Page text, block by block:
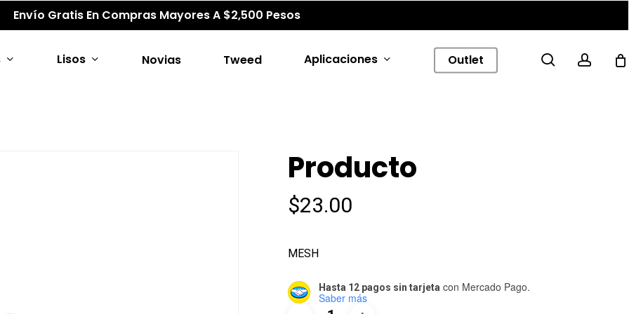
Envío Gratis En Compras Mayores A $2,500 Pesos
Lisos Novias Tweed Aplicaciones Outlet search
Producto
$23.00
MESH
Hasta 12 pagos sin tarjeta con Mercado Pago.
Saber más